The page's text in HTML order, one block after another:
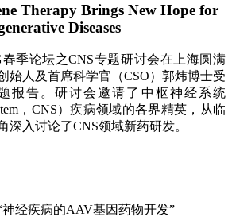
Therapy Brings New Hope for
Diseases
春季论坛之CNS专题研讨会在上海圆满
始人及首席科学官（CSO）郭炜博士受
报告。研讨会邀请了中枢神经系统
，CNS）疾病领域的各界精英，从临
深入讨论了CNS领域新药研发。
经疾病的AAV基因药物开发”